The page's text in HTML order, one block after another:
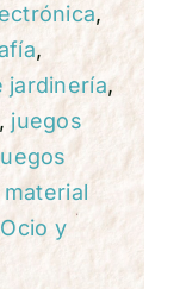
,
,
jardinería,
, juegos
material
Ocio y